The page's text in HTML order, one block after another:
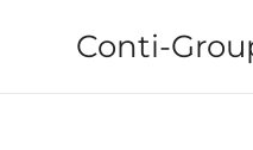
Conti-